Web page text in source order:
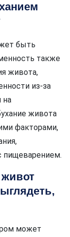
быть
также
живота,
из-за
на
живота
факторами,
пищеварением.
может